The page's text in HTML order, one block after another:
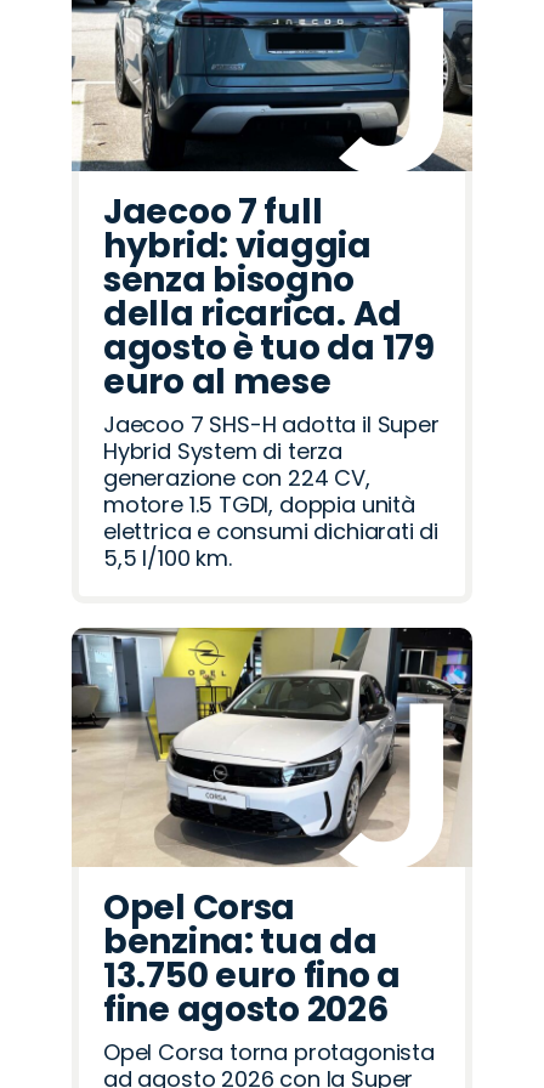
Rover
Romeo
Jaecoo 7 full
hybrid: viaggia
senza bisogno
della ricarica. Ad
agosto è tuo da 179
euro al mese
Jaecoo 7 SHS-H adotta il Super
Hybrid System di terza
generazione con 224 CV,
motore 1.5 TGDI, doppia unità
elettrica e consumi dichiarati di
5,5 l/100 km.
Opel Corsa
benzina: tua da
13.750 euro fino a
fine agosto 2026
Opel Corsa torna protagonista
ad agosto 2026 con la Super